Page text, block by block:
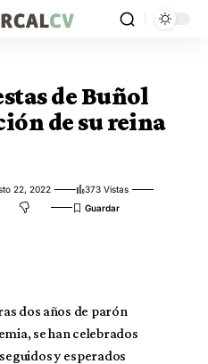
de Buñol
de su reina
22, 2022
373 Vistas
dos años de parón
se han celebrados
y esperados